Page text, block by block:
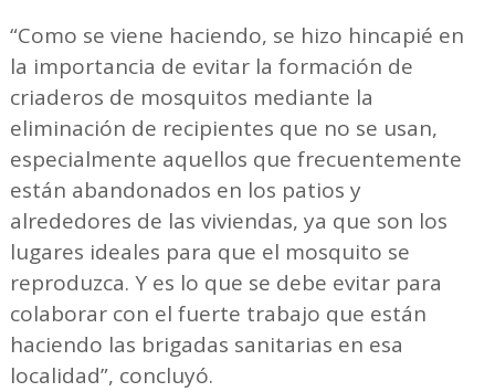
“Como se viene haciendo, se hizo hincapié en
la importancia de evitar la formación de
criaderos de mosquitos mediante la
eliminación de recipientes que no se usan,
especialmente aquellos que frecuentemente
están abandonados en los patios y
alrededores de las viviendas, ya que son los
lugares ideales para que el mosquito se
reproduzca. Y es lo que se debe evitar para
colaborar con el fuerte trabajo que están
haciendo las brigadas sanitarias en esa
localidad”, concluyó.